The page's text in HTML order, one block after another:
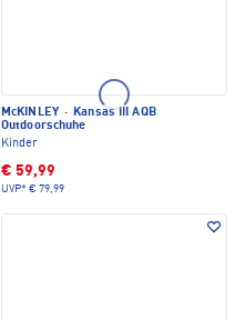
McKINLEY · Kansas III AQB
Outdoorschuhe
Kinder
€ 59,99
UVP* € 79,99